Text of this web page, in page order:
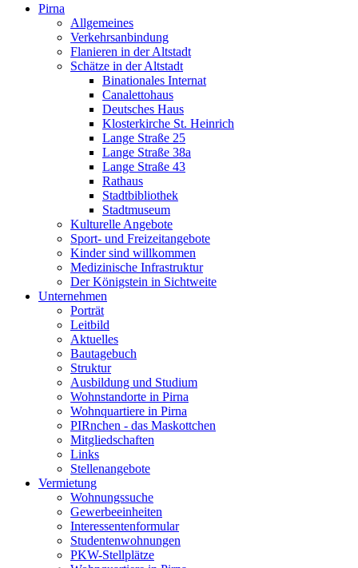
Pirna
Allgemeines
Verkehrsanbindung
Flanieren in der Altstadt
Schätze in der Altstadt
Binationales Internat
Canalettohaus
Deutsches Haus
Klosterkirche St. Heinrich
Lange Straße 25
Lange Straße 38a
Lange Straße 43
Rathaus
Stadtbibliothek
Stadtmuseum
Kulturelle Angebote
Sport- und Freizeitangebote
Kinder sind willkommen
Medizinische Infrastruktur
Der Königstein in Sichtweite
Unternehmen
Porträt
Leitbild
Aktuelles
Bautagebuch
Struktur
Ausbildung und Studium
Wohnstandorte in Pirna
Wohnquartiere in Pirna
PIRnchen - das Maskottchen
Mitgliedschaften
Links
Stellenangebote
Vermietung
Wohnungssuche
Gewerbeeinheiten
Interessentenformular
Studentenwohnungen
PKW-Stellplätze